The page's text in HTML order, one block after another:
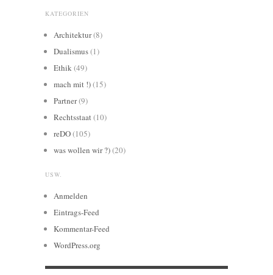
KATEGORIEN
Architektur(8)
Dualismus(1)
Ethik(49)
mach mit !)(15)
Partner(9)
Rechtsstaat(10)
reDO(105)
was wollen wir ?)(20)
USW.
Anmelden
Eintrags-Feed
Kommentar-Feed
WordPress.org